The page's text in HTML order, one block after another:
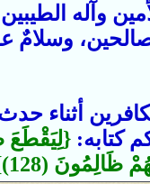
وآله
أثناء
كتابه: {لِيَقْطَعَ